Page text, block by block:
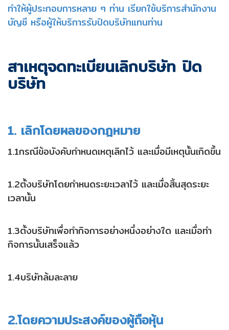
ทำให้ผู้ประกอบการหลาย ๆ ท่าน เรียกใช้บริการสำนักงาน
บัญชี หรือผู้ให้บริการรับปิดบริษัทแทนท่าน
สาเหตุจดทะเบียนเลิกบริษัท ปิด
บริษัท
1. เลิกโดยผลของกฎหมาย
1.1กรณีข้อบังคับกำหนดเหตุเลิกไว้ และเมื่อมีเหตุนั้นเกิดขึ้น
1.2ตั้งบริษัทโดยกำหนดระยะเวลาไว้ และเมื่อสิ้นสุดระยะ
เวลานั้น
1.3ตั้งบริษัทเพื่อทำกิจการอย่างหนึ่งอย่างใด และเมื่อทำ
กิจการนั้นเสร็จแล้ว
1.4บริษัทล้มละลาย
2.โดยความประสงค์ของผู้ถือหุ้น